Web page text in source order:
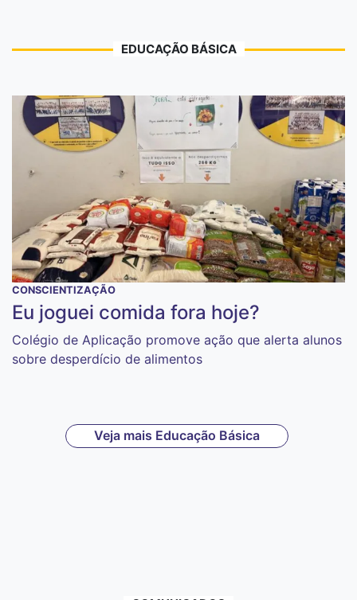
EDUCAÇÃO BÁSICA
CONSCIENTIZAÇÃO
Eu joguei comida fora hoje?
Colégio de Aplicação promove ação que alerta alunos
sobre desperdício de alimentos
Veja mais Educação Básica